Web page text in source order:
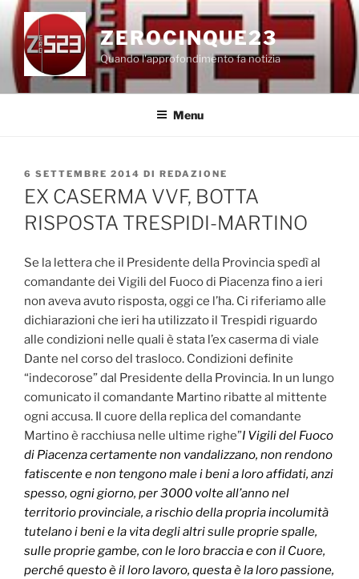
Salta
contenuto
ZEROCINQUE23
Quando l'approfondimento fa notizia
Menu
PUBBLICATO
IL
6 SETTEMBRE 2014 DI REDAZIONE
EX CASERMA VVF, BOTTA
RISPOSTA TRESPIDI-MARTINO
Se la lettera che il Presidente della Provincia spedì al
comandante dei Vigili del Fuoco di Piacenza fino a ieri
non aveva avuto risposta, oggi ce l’ha. Ci riferiamo alle
dichiarazioni che ieri ha utilizzato il Trespidi riguardo
alle condizioni nelle quali è stata l’ex caserma di viale
Dante nel corso del trasloco. Condizioni definite
“indecorose” dal Presidente della Provincia. In un lungo
comunicato il comandante Martino ribatte al mittente
ogni accusa. Il cuore della replica del comandante
Martino è racchiusa nelle ultime righe”I Vigili del Fuoco
di Piacenza certamente non vandalizzano, non rendono
fatiscente e non tengono male i beni a loro affidati, anzi
spesso, ogni giorno, per 3000 volte all’anno nel
territorio provinciale, a rischio della propria incolumità
tutelano i beni e la vita degli altri sulle proprie spalle,
sulle proprie gambe, con le loro braccia e con il Cuore,
perché questo è il loro lavoro, questa è la loro passione,